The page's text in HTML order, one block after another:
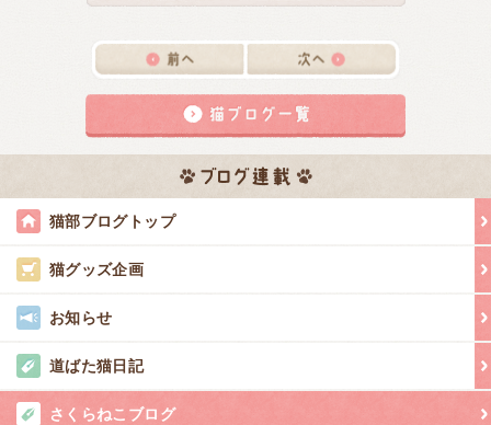
猫部ブログトップ
猫グッズ企画
お知らせ
道ばた猫日記
さくらねこブログ